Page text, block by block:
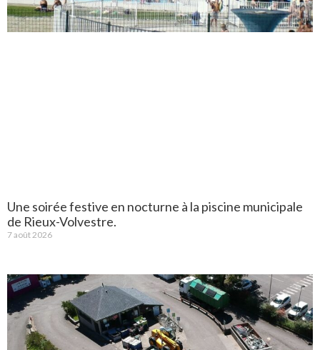
Une soirée festive en nocturne à la piscine municipale
de Rieux-Volvestre.
7 août 2026